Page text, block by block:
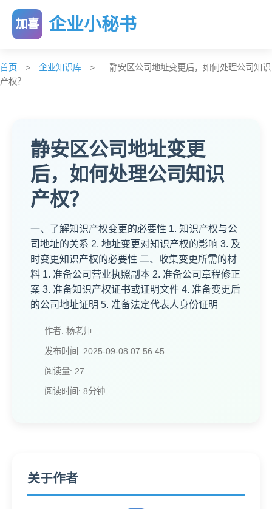
加喜 企业小秘书
首页 > 企业知识库 >
静安区公司地址变更后，如何处理公司知识
产权？
静安区公司地址变更
后，如何处理公司知识
产权？
一、了解知识产权变更的必要性 1. 知识产权与公
司地址的关系 2. 地址变更对知识产权的影响 3. 及
时变更知识产权的必要性 二、收集变更所需的材
料 1. 准备公司营业执照副本 2. 准备公司章程修正
案 3. 准备知识产权证书或证明文件 4. 准备变更后
的公司地址证明 5. 准备法定代表人身份证明
作者: 杨老师
发布时间: 2025-09-08 07:56:45
阅读量: 27
阅读时间: 8分钟
关于作者